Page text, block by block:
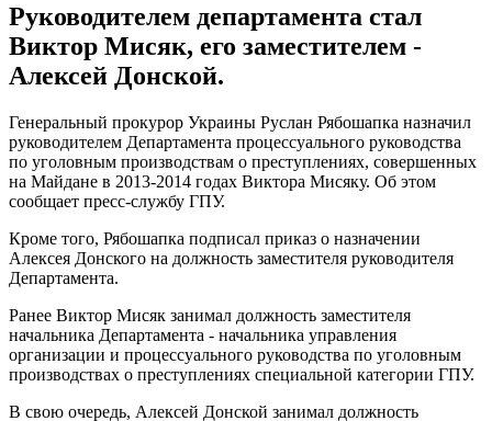
Руководителем департамента стал
Виктор Мисяк, его заместителем -
Алексей Донской.
Генеральный прокурор Украины Руслан Рябошапка назначил
руководителем Департамента процессуального руководства
по уголовным производствам о преступлениях, совершенных
на Майдане в 2013-2014 годах Виктора Мисяку. Об этом
сообщает пресс-службу ГПУ.
Кроме того, Рябошапка подписал приказ о назначении
Алексея Донского на должность заместителя руководителя
Департамента.
Ранее Виктор Мисяк занимал должность заместителя
начальника Департамента - начальника управления
организации и процессуального руководства по уголовным
производствах о преступлениях специальной категории ГПУ.
В свою очередь, Алексей Донской занимал должность